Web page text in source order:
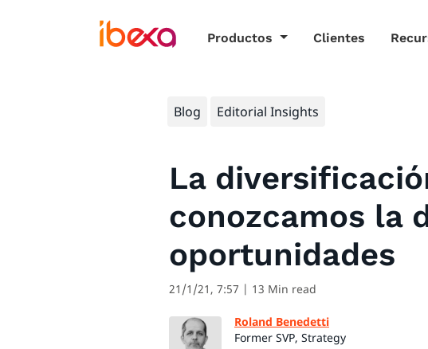
Productos Clientes
Blog Editorial Insights
La
conozcamos la
oportunidades
21/1/21, 7:57 | 13 Min read
Roland Benedetti
Former SVP, Strategy